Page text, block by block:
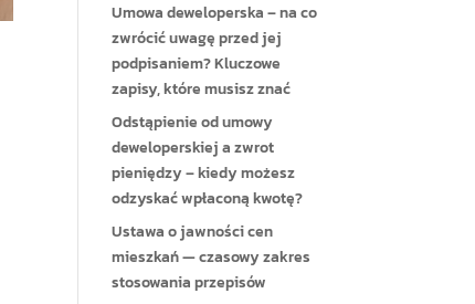
Umowa deweloperska – na co
zwrócić uwagę przed jej
podpisaniem? Kluczowe
zapisy, które musisz znać
Odstąpienie od umowy
deweloperskiej a zwrot
pieniędzy – kiedy możesz
odzyskać wpłaconą kwotę?
Ustawa o jawności cen
mieszkań — czasowy zakres
stosowania przepisów